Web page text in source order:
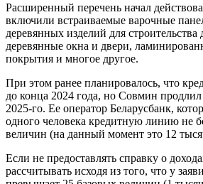
Расширенный перечень начал
включили встраиваемые варочные
деревянных изделий для
деревянные окна и двери,
покрытия и многое другое.
При этом ранее планировалось, что
до конца 2024 года, но Совмин
2025-го. Ее оператор Беларусбанк,
одного человека кредитную линию не
величин (на данный момент это 12
Если не предоставлять справку о
рассчитывать исходя из того, что у